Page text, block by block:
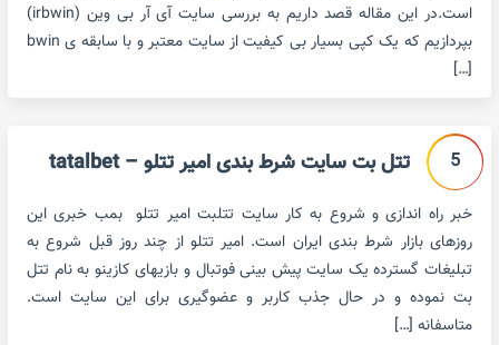
است.در این مقاله قصد داریم به بررسی سایت آی آر بی وین (irbwin)
بپردازیم که یک کپی بسیار بی کیفیت از سایت معتبر و با سابقه ی bwin
[…]
5 تتل بت سایت شرط بندی امیر تتلو – tatalbet
خبر راه اندازی و شروع به کار سایت تتلبت امیر تتلو بمب خبری این
روزهای بازار شرط بندی ایران است. امیر تتلو از چند روز قبل شروع به
تبلیغات گسترده یک سایت پیش بینی فوتبال و بازیهای کازینو به نام تتل
بت نموده و در حال جذب کاربر و عضوگیری برای این سایت است.
متاسفانه […]